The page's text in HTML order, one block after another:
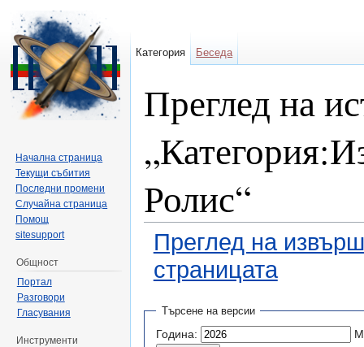
Преглед на
Ролис“
Преглед на
страницата
Търсене на версии
Година:
Категория Беседа
Начална страница
Текущи събития
Последни промени
Случайна страница
Помощ
sitesupport
Общност
Портал
Разговори
Гласувания
Инструменти